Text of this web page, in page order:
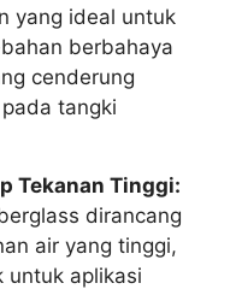
yang ideal untuk
berbahaya
cenderung
tangki
Tekanan Tinggi:
dirancang
air yang tinggi,
untuk aplikasi